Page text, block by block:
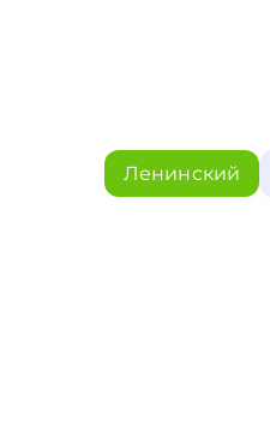
Ленинский